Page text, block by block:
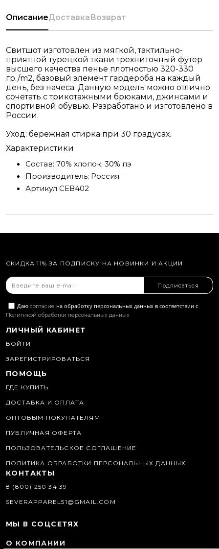
ОписаниеДоставкаВозврат
Свитшот изготовлен из мягкой, тактильно-
приятной турецкой ткани трехниточный футер
высшего качества пенье плотностью 320-330
гр./m2, базовый элемент гардероба на каждый
день, без начеса. Данную модель можно отлично
сочетать с трикотажными брюками, джинсами и
спортивной обувью. Разработано и изготовлено в
России.
Уход: бережная стирка при 30 градусах.
Характеристики
Состав: 70% хлопок; 30% пэ
Производитель: Россия
Артикул СЕВ402
СКИДКА 11% ЗА ПОДПИСКУ НА НОВИНКИ И АКЦИИ
Подписаться
Даю согласие на обработку персональных данных в соответствии с
Политикой обработки персональных данных
ЛИЧНЫЙ КАБИНЕТ
ВОЙТИ
ЗАРЕГИСТРИРОВАТЬСЯ
ПОМОЩЬ
ГДЕ КУПИТЬ
ДОСТАВКА И ОПЛАТА
ОПТОВЫМ ПОКУПАТЕЛЯМ
ПУБЛИЧНАЯ ОФЕРТА
ПОЛЬЗОВАТЕЛЬСКОЕ СОГЛАШЕНИЕ
ПОЛИТИКА ОБРАБОТКИ ПЕРСОНАЛЬНЫХ ДАННЫХ
КОНТАКТЫ
8 (800) 250 34 39
SEVERAPPAREL51@GMAIL.COM
МЫ В СОЦСЕТЯХ
О КОМПАНИИ